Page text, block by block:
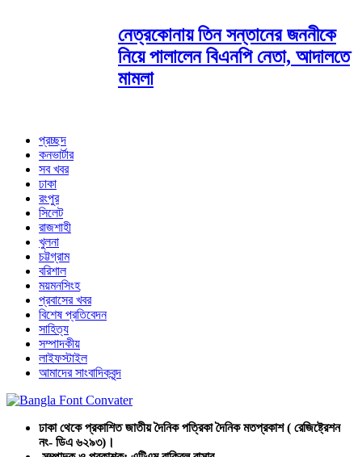
নেত্রকোনায় তিন সন্তানের জননীকে
নিয়ে পালালেন বিএনপি নেতা, আদালতে
মামলা
প্রচ্ছদ
কনভার্টার
সব খবর
ঢাকা
রংপুর
সিলেট
রাজশাহী
খুলনা
চট্টগ্রাম
বরিশাল
ময়মনসিংহ
প্রবাসের খবর
বিশেষ প্রতিবেদন
সাহিত্য
সম্পাদকীয়
লাইফস্টাইল
আমাদের সাংবাদিকবৃন্দ
ঢাকা থেকে প্রকাশিত জাতীয় দৈনিক পত্রিকা দৈনিক মতপ্রকাশ ( রেজিষ্ট্রেশন
নং- ডিএ ৬২৯৩)।